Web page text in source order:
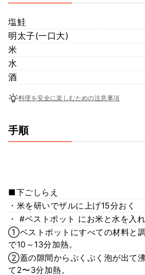
塩鮭
明太子(一口大)
米
水
酒
料理を安全に楽しむための注意事項
手順
■下ごしらえ
・米を研いでザルに上げ15分おく
・ #ベストポット にお米と水を入
①ベストポットにすべての材料と
で10～13分加熱。
②蓋の隙間からぷくぷく泡が出て
て2〜3分加熱。